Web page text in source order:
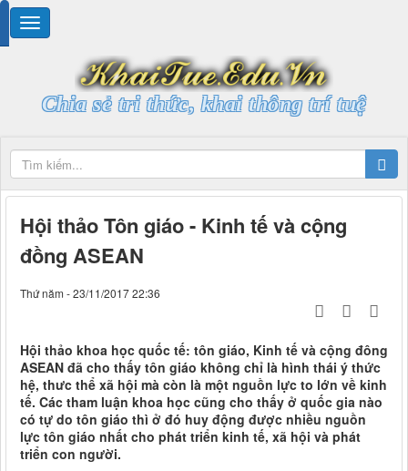
Chia sẻ tri thức, khai thông trí tuệ
Hội thảo Tôn giáo - Kinh tế và cộng
đồng ASEAN
Thứ năm - 23/11/2017 22:36
Hội thảo khoa học quốc tế: tôn giáo, Kinh tế và cộng đông
ASEAN đã cho thấy tôn giáo không chỉ là hình thái ý thức
hệ, thưc thể xã hội mà còn là một nguồn lực to lớn về kinh
tế. Các tham luận khoa học cũng cho thấy ở quốc gia nào
có tự do tôn giáo thì ở đó huy động được nhiều nguồn
lực tôn giáo nhất cho phát triển kinh tế, xã hội và phát
triển con người.